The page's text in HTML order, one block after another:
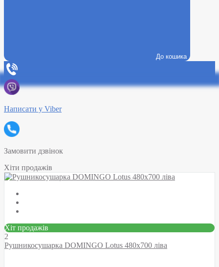
До кошика
Написати у Viber
Замовити дзвінок
Хіти продажів
Хіт продажів
2
Рушникосушарка DOMINGO Lotus 480х700 ліва